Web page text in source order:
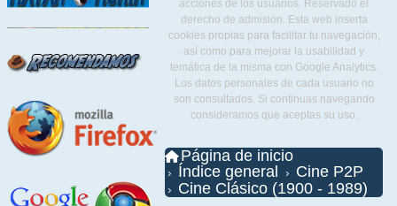
acciones de los usuarios. Reservado el
derecho de admisión. Esta web inserta
cookies propias para facilitar tu navegación,
así como para mejorar la usabilidad y
temática de la misma con Google Analytics.
Los datos personales de cada usuario no
son consultados. Si continuas navegando
consideramos que aceptas su uso.
Página de inicio
Índice general
Cine P2P
Cine Clásico (1900 - 1989)